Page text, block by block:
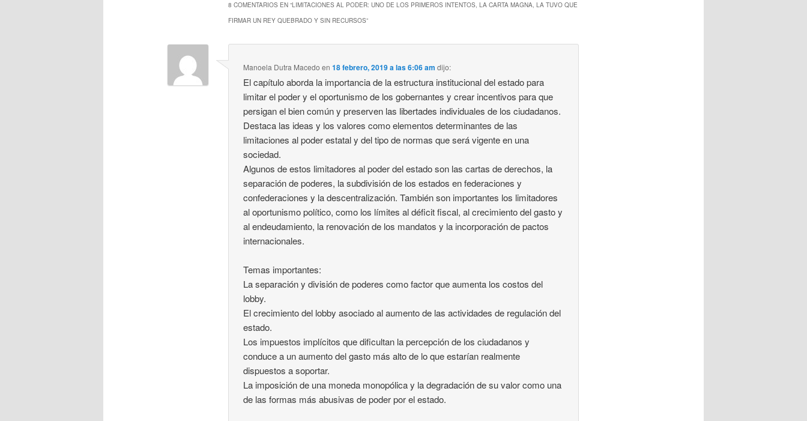
8 COMENTARIOS EN “LIMITACIONES AL PODER: UNO DE LOS PRIMEROS INTENTOS, LA CARTA MAGNA, LA TUVO QUE
FIRMAR UN REY QUEBRADO Y SIN RECURSOS”
Manoela Dutra Macedo en18 febrero, 2019 a las 6:06 am dijo:
El capítulo aborda la importancia de la estructura institucional del estado para
limitar el poder y el oportunismo de los gobernantes y crear incentivos para que
persigan el bien común y preserven las libertades individuales de los ciudadanos.
Destaca las ideas y los valores como elementos determinantes de las
limitaciones al poder estatal y del tipo de normas que será vigente en una
sociedad.
Algunos de estos limitadores al poder del estado son las cartas de derechos, la
separación de poderes, la subdivisión de los estados en federaciones y
confederaciones y la descentralización. También son importantes los limitadores
al oportunismo político, como los límites al déficit fiscal, al crecimiento del gasto y
al endeudamiento, la renovación de los mandatos y la incorporación de pactos
internacionales.
Temas importantes:
La separación y división de poderes como factor que aumenta los costos del
lobby.
El crecimiento del lobby asociado al aumento de las actividades de regulación del
estado.
Los impuestos implícitos que dificultan la percepción de los ciudadanos y
conduce a un aumento del gasto más alto de lo que estarían realmente
dispuestos a soportar.
La imposición de una moneda monopólica y la degradación de su valor como una
de las formas más abusivas de poder por el estado.